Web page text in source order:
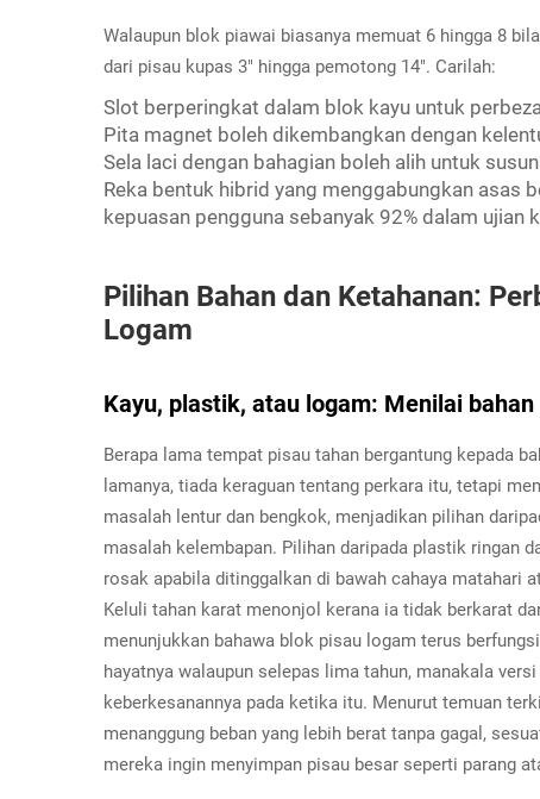
Walaupun blok piawai biasanya memuat 6 hingga 8
dari pisau kupas 3" hingga pemotong 14". Carilah:
Slot berperingkat dalam blok kayu untuk
Pita magnet boleh dikembangkan dengan
Sela laci dengan bahagian boleh alih untuk
Reka bentuk hibrid yang menggabungkan asas
kepuasan pengguna sebanyak 92% dalam
Pilihan Bahan dan Ketahanan:
Logam
Kayu, plastik, atau logam: Menilai
Berapa lama tempat pisau tahan bergantung kepada
lamanya, tiada keraguan tentang perkara itu, tetapi
masalah lentur dan bengkok, menjadikan pilihan
masalah kelembapan. Pilihan daripada plastik ringan
rosak apabila ditinggalkan di bawah cahaya matahari
Keluli tahan karat menonjol kerana ia tidak berkarat
menunjukkan bahawa blok pisau logam terus
hayatnya walaupun selepas lima tahun, manakala
keberkesanannya pada ketika itu. Menurut temuan
menanggung beban yang lebih berat tanpa gagal,
mereka ingin menyimpan pisau besar seperti parang